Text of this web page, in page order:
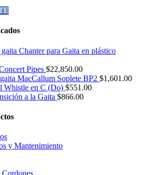
Chanter para Gaita en plástico
Pipes $22,850.00
Soplete BP2 $1,601.00
Whistle en C (Do) $551.00
a la Gaita $866.00
y Mantenimiento